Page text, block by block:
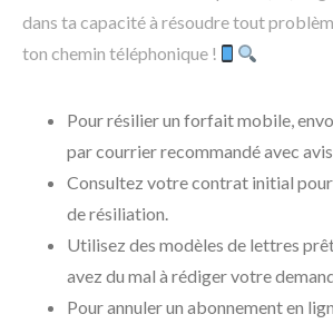
dans ta capacité à résoudre tout
ton chemin téléphonique !
Pour résilier un forfait mobile,
par courrier recommandé avec
Consultez votre contrat initial
de résiliation.
Utilisez des modèles de lettres
avez du mal à rédiger votre
Pour annuler un abonnement en